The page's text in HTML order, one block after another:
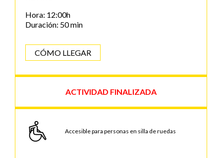
Hora: 12:00h
Duración: 50 min
CÓMO LLEGAR
ACTIVIDAD FINALIZADA
Accesible para personas en silla de ruedas